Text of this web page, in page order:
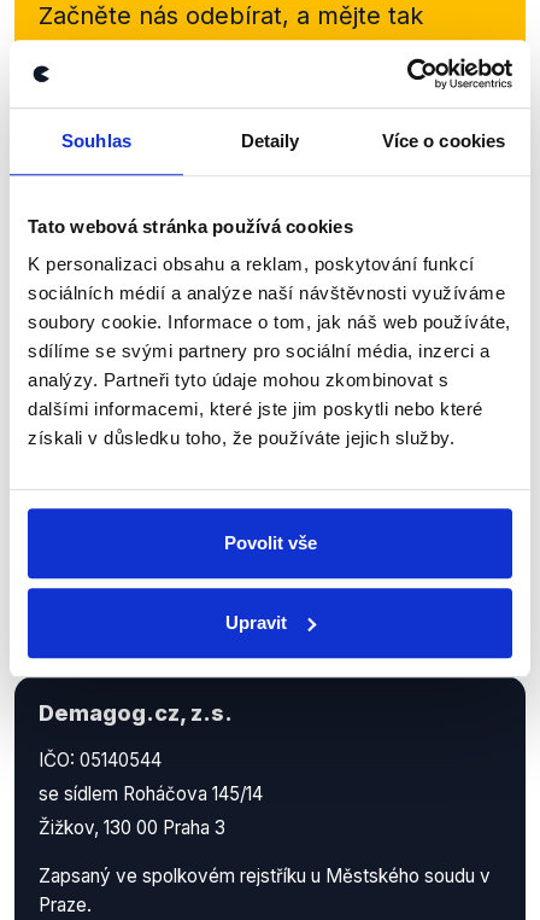
Souhlas Detaily Více o cookies
Tato webová stránka používá cookies
K personalizaci obsahu a reklam, poskytování funkcí
sociálních médií a analýze naší návštěvnosti využíváme
soubory cookie. Informace o tom, jak náš web používáte,
sdílíme se svými partnery pro sociální média, inzerci a
analýzy. Partneři tyto údaje mohou zkombinovat s
dalšími informacemi, které jste jim poskytli nebo které
získali v důsledku toho, že používáte jejich služby.
Povolit vše
Upravit
Začněte nás odebírat, a mějte tak
přehled o tom, jaké dezinformace a
nepravdy se zrovna v Česku šíří.
WhatsApp
Sociální sítě
Nenechte si ujít nejnovější události
z Demagog.cz. Sdílením našich
příspěvků přátelům podpoříte naši
práci.
Demagog.cz, z.s.
IČO: 05140544
se sídlem Roháčova 145/14
Žižkov, 130 00 Praha 3
Zapsaný ve spolkovém rejstříku u Městského soudu v
Praze.